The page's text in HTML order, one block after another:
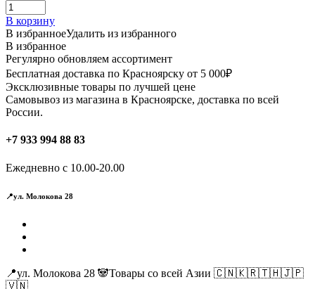
В корзину
В избранноеУдалить из избранного
В избранное
Регулярно обновляем ассортимент
Бесплатная доставка по Красноярску от 5 000₽
Эксклюзивные товары по лучшей цене
Самовывоз из магазина в Красноярске, доставка по всей
России.
+7 933 994 88 83
Ежедневно с 10.00-20.00
📍ул. Молокова 28
📍ул. Молокова 28 🐼Товары со всей Азии 🇨🇳🇰🇷🇹🇭🇯🇵
🇻🇳